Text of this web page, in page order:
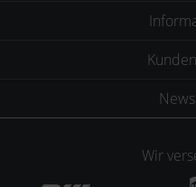
Wir